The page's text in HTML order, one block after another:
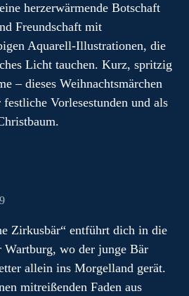
herzerwärmende Botschaft
Freundschaft mit
Aquarell-Illustrationen, die
Licht tauchen. Kurz, spritzig
– dieses Weihnachtsmärchen
Vorlesestunden und als
Zirkusbär“ entführt dich in die
wo der junge Bär
allein ins Morgelland gerät.
mitreißenden Faden aus